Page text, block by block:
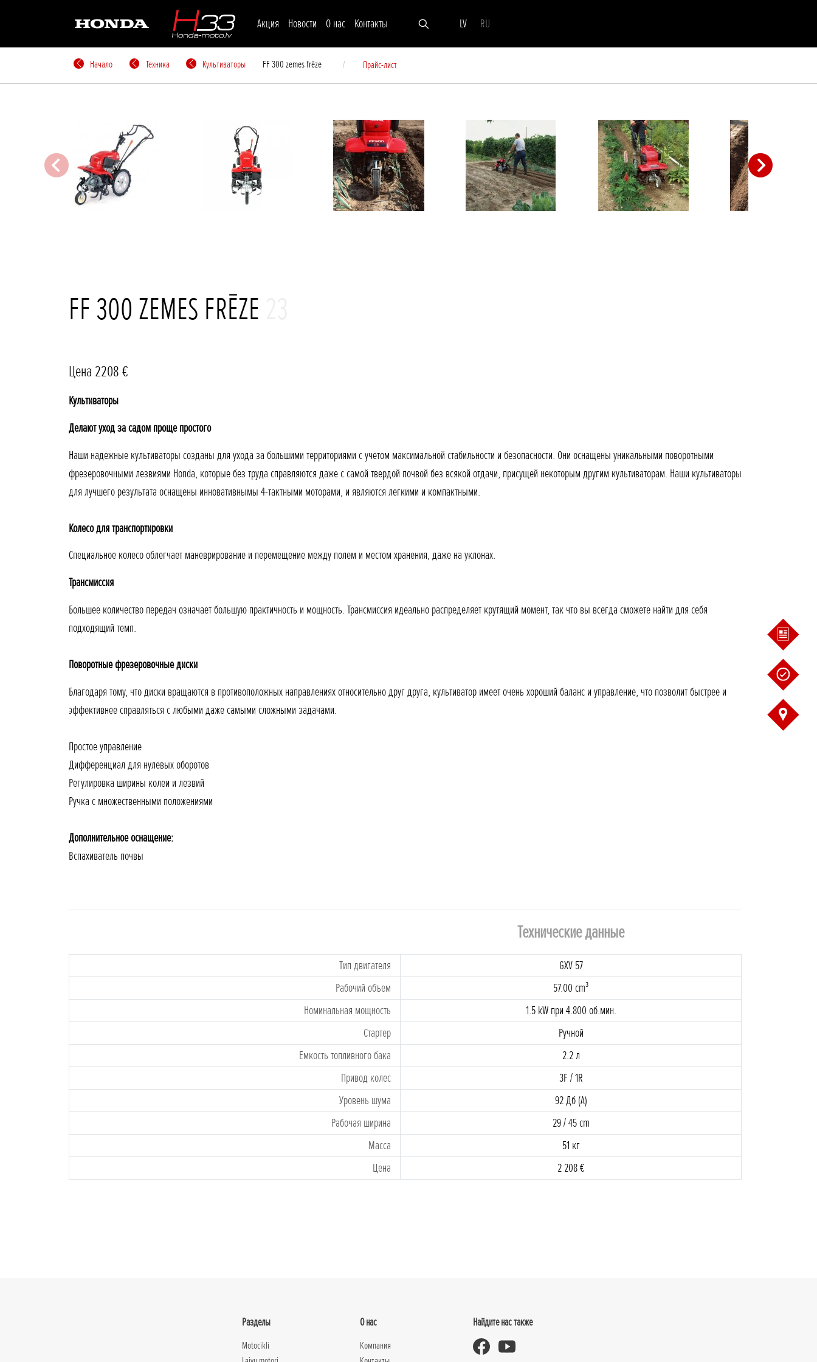
Акция Новости О нас Контакты LV RU
Начало Техника Культиваторы FF 300 zemes frēze Прайс-лист
FF 300 ZEMES FRĒZE
Цена 2208 €
Культиваторы
Делают уход за садом проще простого
Наши надежные культиваторы созданы для ухода за большими территориями с учетом максимальной стабильности и безопасности. Они оснащены уникальными поворотными
фрезеровочными лезвиями Honda, которые без труда справляются даже с самой твердой почвой без всякой отдачи, присущей некоторым другим культиваторам. Наши культиваторы
для лучшего результата оснащены инновативнымы 4-тактными моторами, и являются легкими и компактными.
Колесо для транспортировки
Специальное колесо облегчает маневрирование и перемещение между полем и местом хранения, даже на уклонах.
Трансмиссия
Большее количество передач означает большую практичность и мощность. Трансмиссия идеально распределяет крутящий момент, так что вы всегда сможете найти для себя
подходящий темп.
Поворотные фрезеровочные диски
Благодаря тому, что диски вращаются в противоположных направлениях относительно друг друга, культиватор имеет очень хороший баланс и управление, что позволит быстрее и
эффективнее справляться с любыми даже самыми сложными задачами.
Простое управление
Дифференциал для нулевых оборотов
Регулировка ширины колеи и лезвий
Ручка с множественными положениями
Дополнительное оснащение:
Вспахиватель почвы
Технические данные
Tип двигателя
GXV 57
Рабочий объем
57.00 cm³
Номинальная мощность
1.5 kW при 4.800 об.мин.
Стартеp
Ручной
Емкость топливного бака
2.2 л
Привод колес
3F / 1R
Уровень шума
92 Дб (A)
Рабочая ширина
29 / 45 cm
Массa
51 кг
Цена
2 208 €
Разделы
Motocikli
О нас
Компания
Найдите нас также